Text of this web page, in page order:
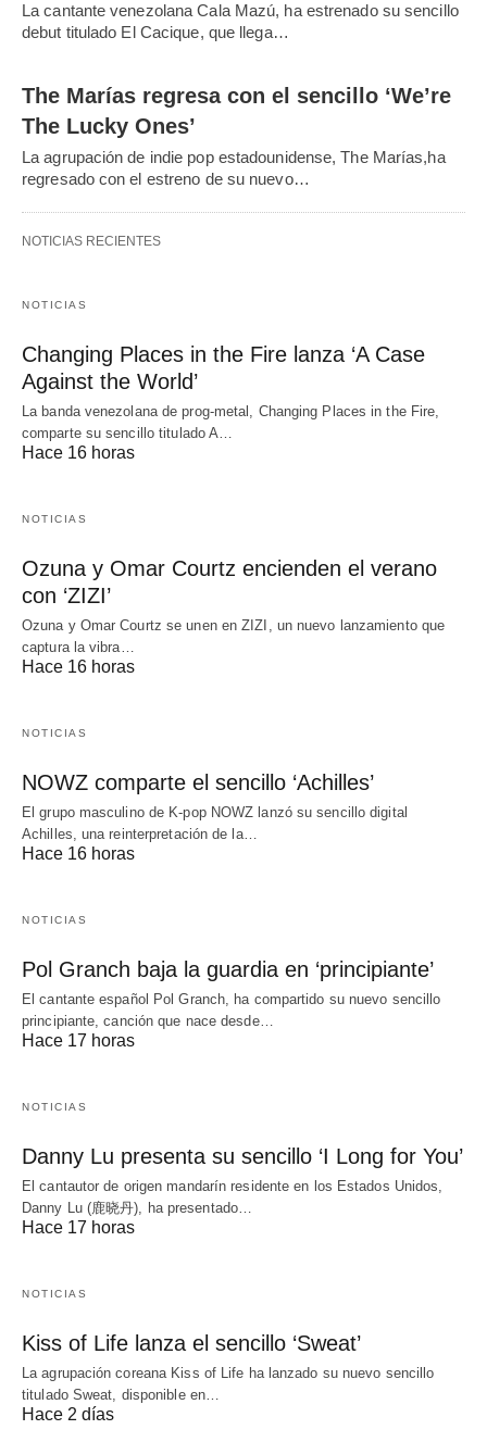
La cantante venezolana Cala Mazú, ha estrenado su sencillo
debut titulado El Cacique, que llega…
The Marías regresa con el sencillo ‘We’re
The Lucky Ones’
La agrupación de indie pop estadounidense, The Marías,ha
regresado con el estreno de su nuevo…
NOTICIAS RECIENTES
NOTICIAS
Changing Places in the Fire lanza ‘A Case
Against the World’
La banda venezolana de prog-metal, Changing Places in the Fire,
comparte su sencillo titulado A…
Hace 16 horas
NOTICIAS
Ozuna y Omar Courtz encienden el verano
con ‘ZIZI’
Ozuna y Omar Courtz se unen en ZIZI, un nuevo lanzamiento que
captura la vibra…
Hace 16 horas
NOTICIAS
NOWZ comparte el sencillo ‘Achilles’
El grupo masculino de K-pop NOWZ lanzó su sencillo digital
Achilles, una reinterpretación de la…
Hace 16 horas
NOTICIAS
Pol Granch baja la guardia en ‘principiante’
El cantante español Pol Granch, ha compartido su nuevo sencillo
principiante, canción que nace desde…
Hace 17 horas
NOTICIAS
Danny Lu presenta su sencillo ‘I Long for You’
El cantautor de origen mandarín residente en los Estados Unidos,
Danny Lu (鹿晓丹), ha presentado…
Hace 17 horas
NOTICIAS
Kiss of Life lanza el sencillo ‘Sweat’
La agrupación coreana Kiss of Life ha lanzado su nuevo sencillo
titulado Sweat, disponible en…
Hace 2 días